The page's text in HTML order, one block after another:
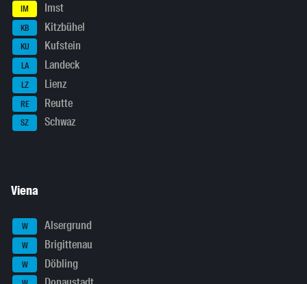
IM Imst
KB Kitzbühel
KU Kufstein
LA Landeck
LZ Lienz
RE Reutte
SZ Schwaz
Viena
W Alsergrund
W Brigittenau
W Döbling